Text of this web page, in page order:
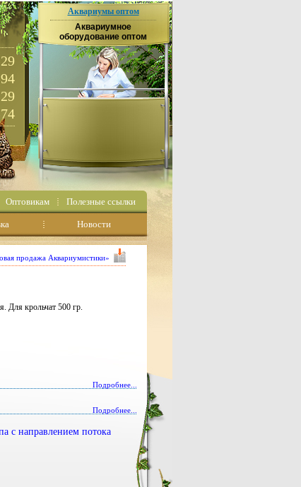
Аквариумы оптом
Аквариумное
оборудование оптом
Оптовикам Полезные ссылки
Новости
продажа Аквариумистики»
Для крольчат 500 гр.
Подробнее...
Подробнее...
с направлением потока